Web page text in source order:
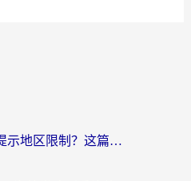
海外看央视影音总提示地区限制？这篇教你选对回国加速器，流畅追剧不踩坑